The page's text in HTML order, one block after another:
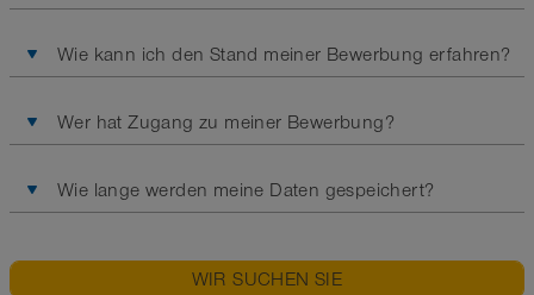
Wie kann ich den Stand meiner Bewerbung erfahren?
Wer hat Zugang zu meiner Bewerbung?
Wie lange werden meine Daten gespeichert?
WIR SUCHEN SIE